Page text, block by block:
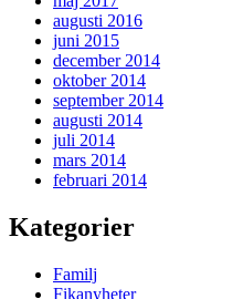
augusti 2016
juni 2015
december 2014
oktober 2014
september 2014
augusti 2014
juli 2014
mars 2014
februari 2014
Kategorier
Familj
Fikanyheter